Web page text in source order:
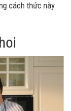
cách thức này